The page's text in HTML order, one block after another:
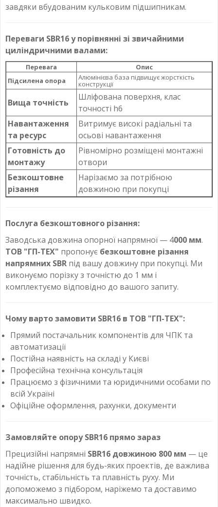
завдяки вбудованим кульковим підшипникам.
Переваги SBR16 у порівнянні зі звичайними
циліндричними валами:
Перевага
Опис
Підсилена опора
Алюмінієва база підвищує жорсткість
конструкції
Вища точність
Шліфована поверхня, клас
точності h6
Навантаження
та ресурс
Витримує високі радіальні та
осьові навантаження
Готовність до
монтажу
Рівномірно розміщені монтажні
отвори
Безкоштовне
різання
Нарізаємо за потрібною
довжиною при покупці
Послуга безкоштовного різання:
Заводська довжина опорної напрямної — 4000 мм.
ТОВ "ГП-ТЕХ" пропонує безкоштовне різання
напрямних SBR під вашу довжину при покупці. Ми
виконуємо порізку з точністю до 1 мм і
комплектуємо відповідно до вашого запиту.
Чому варто замовити SBR16 в ТОВ "ГП-ТЕХ":
Прямий постачальник компонентів для ЧПК та
автоматизації
Постійна наявність на складі у Києві
Професійна технічна консультація
Працюємо з фізичними та юридичними особами по
всій Україні
Офіційне оформлення, рахунки, документи
Замовляйте опору SBR16 прямо зараз
Прецизійні напрямні SBR16 довжиною 800 мм — це
надійне рішення для будь-яких проектів, де важлива
точність, стабільність та плавність руху. Ми
допоможемо з підбором, наріжемо та доставимо
максимально швидко.